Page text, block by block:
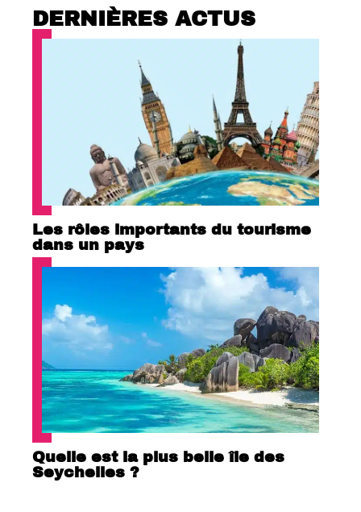
DERNIÈRES ACTUS
Les rôles importants du tourisme
dans un pays
Quelle est la plus belle île des
Seychelles ?